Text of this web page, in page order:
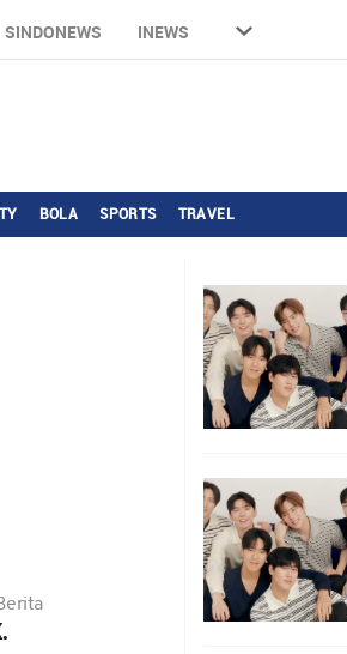
SINDONEWS INEWS
BOLA SPORTS TRAVEL